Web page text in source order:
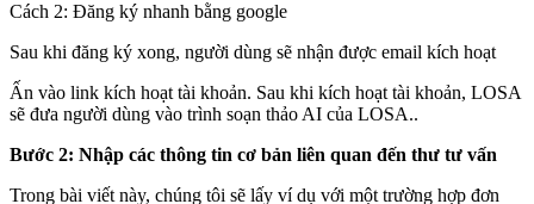
Cách 2: Đăng ký nhanh bằng google
Sau khi đăng ký xong, người dùng sẽ nhận được email kích hoạt
Ấn vào link kích hoạt tài khoản. Sau khi kích hoạt tài khoản, LOSA
sẽ đưa người dùng vào trình soạn thảo AI của LOSA..
Bước 2: Nhập các thông tin cơ bản liên quan đến thư tư vấn
Trong bài viết này, chúng tôi sẽ lấy ví dụ với một trường hợp đơn